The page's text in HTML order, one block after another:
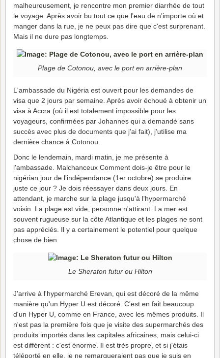
malheureusement, je rencontre mon premier diarrhée de tout
le voyage. Après avoir bu tout ce que l'eau de n'importe où et
manger dans la rue, je ne peux pas dire que c'est surprenant.
Mais il ne dure pas longtemps.
Plage de Cotonou, avec le port en arrière-plan
L'ambassade du Nigéria est ouvert pour les demandes de
visa que 2 jours par semaine. Après avoir échoué à obtenir un
visa à Accra (où il est totalement impossible pour les
voyageurs, confirmées par Johannes qui a demandé sans
succès avec plus de documents que j'ai fait), j'utilise ma
dernière chance à Cotonou.
Donc le lendemain, mardi matin, je me présente à
l'ambassade. Malchanceux Comment dois-je être pour le
nigérian jour de l'indépendance (1er octobre) se produire
juste ce jour ? Je dois réessayer dans deux jours. En
attendant, je marche sur la plage jusqu'à l'hypermarché
voisin. La plage est vide, personne n'attirant. La mer est
souvent rugueuse sur la côte Atlantique et les plages ne sont
pas appréciés. Il y a certainement le potentiel pour quelque
chose de bien.
Le Sheraton futur ou Hilton
J'arrive à l'hypermarché Erevan, qui est décoré de la même
manière qu'un Hyper U est décoré. C'est en fait beaucoup
d'un Hyper U, comme en France, avec les mêmes produits. Il
n'est pas la première fois que je visite des supermarchés des
produits importés dans les capitales africaines, mais celui-ci
est différent : c'est énorme. Il est très propre, et si j'étais
téléporté en elle, je ne remarqueraient pas que je suis en